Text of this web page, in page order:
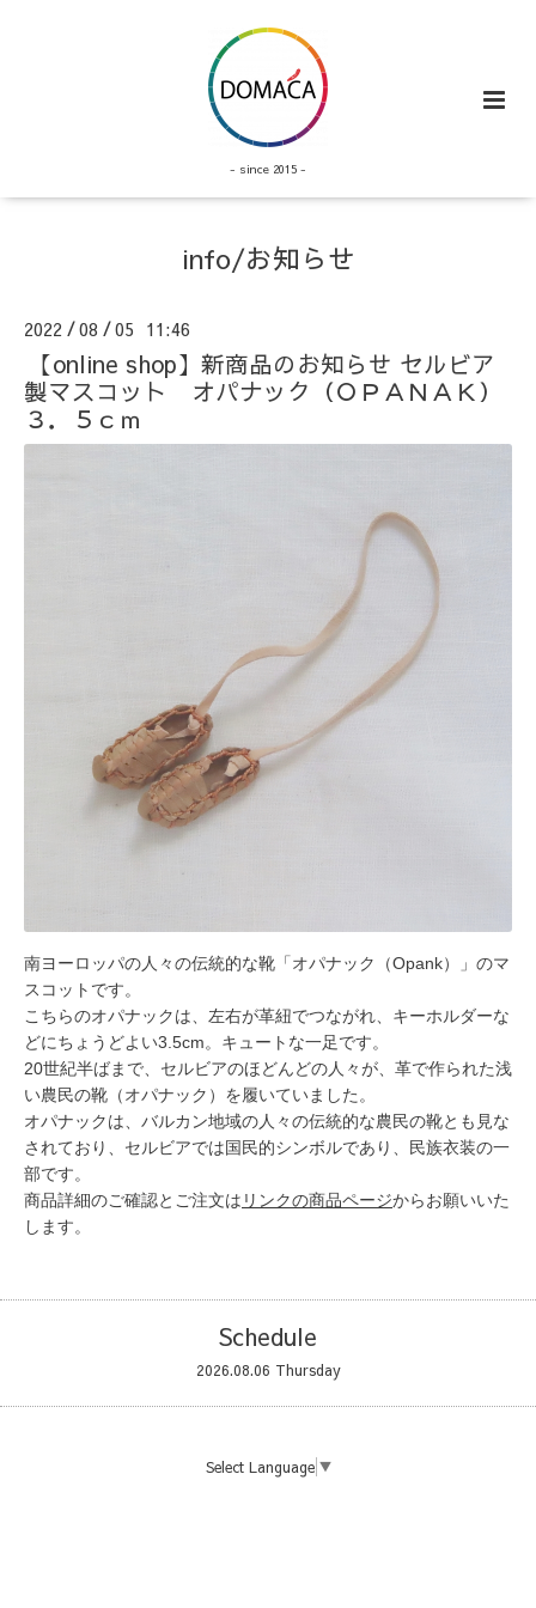
- since 2015 -
info/お知らせ
2022 /08 /05 11:46
【online shop】新商品のお知らせ セルビア
製マスコット オパナック（ＯＰＡＮＡＫ）
３．５ｃｍ
南ヨーロッパの人々の伝統的な靴「オパナック（Opank）」のマ
スコットです。
こちらのオパナックは、左右が革紐でつながれ、キーホルダーな
どにちょうどよい3.5cm。キュートな一足です。
20世紀半ばまで、セルビアのほどんどの人々が、革で作られた浅
い農民の靴（オパナック）を履いていました。
オパナックは、バルカン地域の人々の伝統的な農民の靴とも見な
されており、セルビアでは国民的シンボルであり、民族衣装の一
部です。
商品詳細のご確認とご注文は リンクの商品ページからお願いいた
します。
Schedule
2026.08.06 Thursday
Select Language ▼